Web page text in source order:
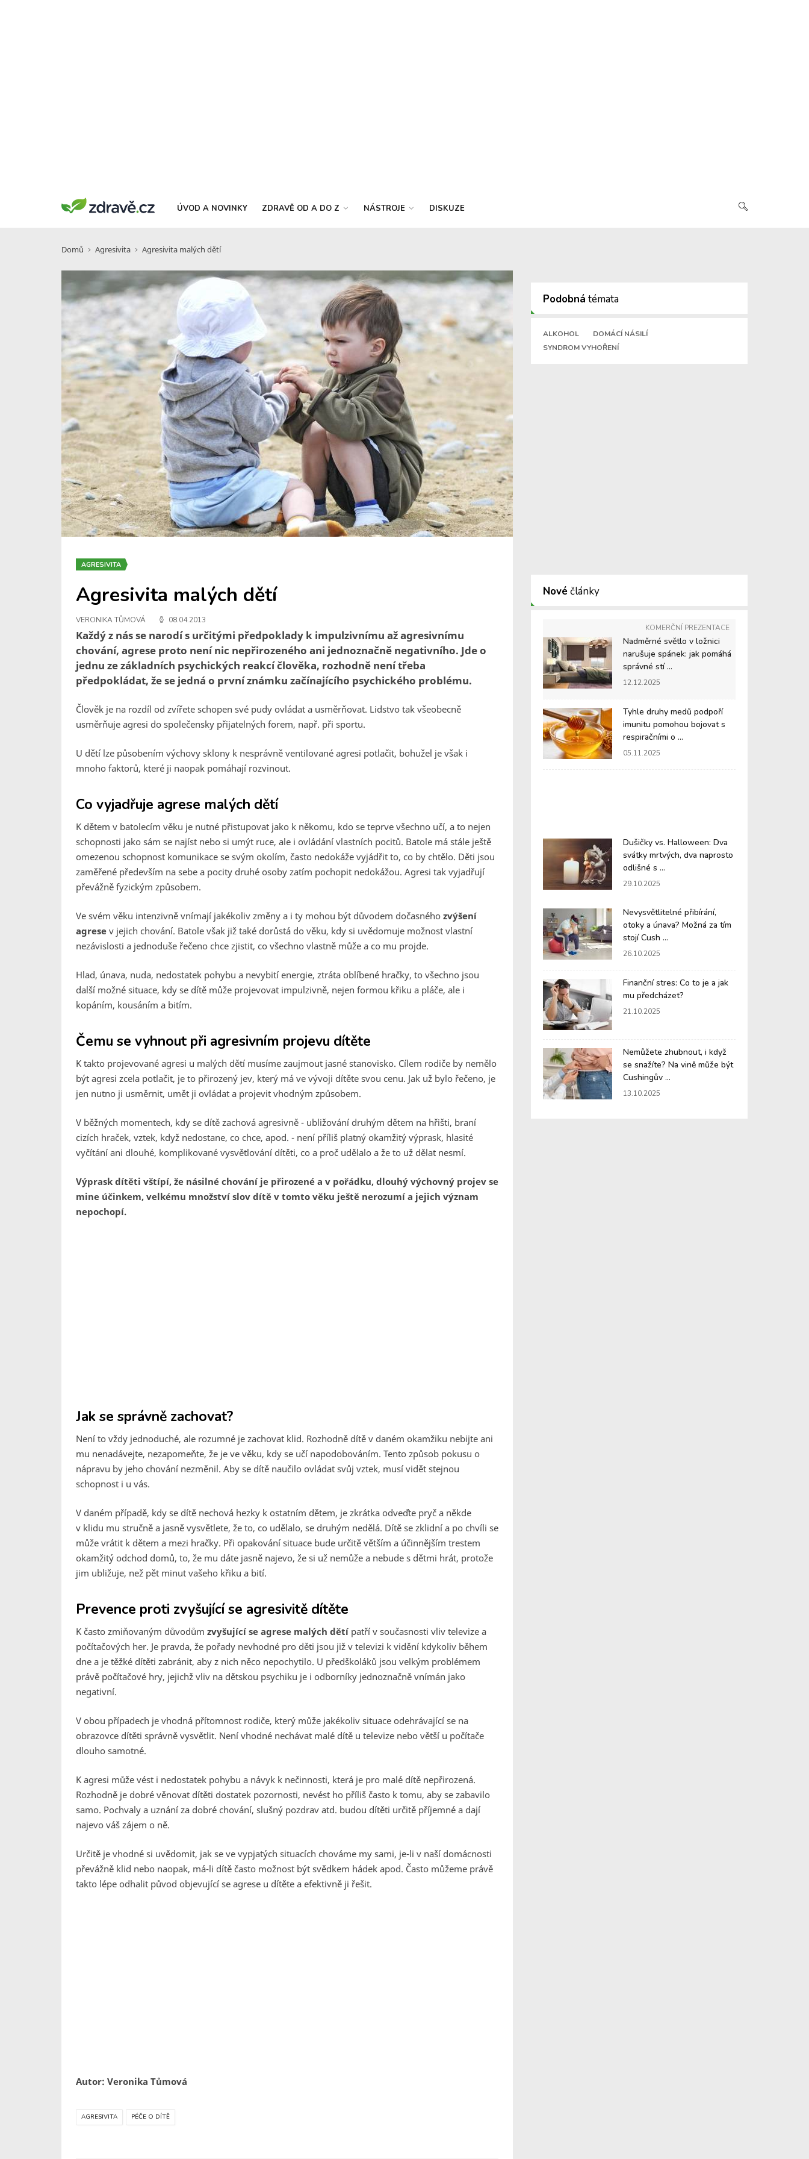
ÚVOD A NOVINKY ZDRAVĚ OD A DO Z NÁSTROJE DISKUZE
Domů Agresivita Agresivita malých dětí
AGRESIVITA
Agresivita malých dětí
VERONIKA TŮMOVÁ 08.04.2013
Každý z nás se narodí s určitými předpoklady k impulzivnímu až agresivnímu
chování, agrese proto není nic nepřirozeného ani jednoznačně negativního. Jde o
jednu ze základních psychických reakcí člověka, rozhodně není třeba
předpokládat, že se jedná o první známku začínajícího psychického problému.
Člověk je na rozdíl od zvířete schopen své pudy ovládat a usměrňovat. Lidstvo tak všeobecně
usměrňuje agresi do společensky přijatelných forem, např. při sportu.
U dětí lze působením výchovy sklony k nesprávně ventilované agresi potlačit, bohužel je však i
mnoho faktorů, které ji naopak pomáhají rozvinout.
Co vyjadřuje agrese malých dětí
K dětem v batolecím věku je nutné přistupovat jako k někomu, kdo se teprve všechno učí, a to nejen
schopnosti jako sám se najíst nebo si umýt ruce, ale i ovládání vlastních pocitů. Batole má stále ještě
omezenou schopnost komunikace se svým okolím, často nedokáže vyjádřit to, co by chtělo. Děti jsou
zaměřené především na sebe a pocity druhé osoby zatím pochopit nedokážou. Agresi tak vyjadřují
převážně fyzickým způsobem.
Ve svém věku intenzivně vnímají jakékoliv změny a i ty mohou být důvodem dočasného zvýšení
agrese v jejich chování. Batole však již také dorůstá do věku, kdy si uvědomuje možnost vlastní
nezávislosti a jednoduše řečeno chce zjistit, co všechno vlastně může a co mu projde.
Hlad, únava, nuda, nedostatek pohybu a nevybití energie, ztráta oblíbené hračky, to všechno jsou
další možné situace, kdy se dítě může projevovat impulzivně, nejen formou křiku a pláče, ale i
kopáním, kousáním a bitím.
Čemu se vyhnout při agresivním projevu dítěte
K takto projevované agresi u malých dětí musíme zaujmout jasné stanovisko. Cílem rodiče by nemělo
být agresi zcela potlačit, je to přirozený jev, který má ve vývoji dítěte svou cenu. Jak už bylo řečeno, je
jen nutno ji usměrnit, umět ji ovládat a projevit vhodným způsobem.
V běžných momentech, kdy se dítě zachová agresivně - ubližování druhým dětem na hřišti, braní
cizích hraček, vztek, když nedostane, co chce, apod. - není příliš platný okamžitý výprask, hlasité
vyčítání ani dlouhé, komplikované vysvětlování dítěti, co a proč udělalo a že to už dělat nesmí.
Výprask dítěti vštípí, že násilné chování je přirozené a v pořádku, dlouhý výchovný projev se
mine účinkem, velkému množství slov dítě v tomto věku ještě nerozumí a jejich význam
nepochopí.
Jak se správně zachovat?
Není to vždy jednoduché, ale rozumné je zachovat klid. Rozhodně dítě v daném okamžiku nebijte ani
mu nenadávejte, nezapomeňte, že je ve věku, kdy se učí napodobováním. Tento způsob pokusu o
nápravu by jeho chování nezměnil. Aby se dítě naučilo ovládat svůj vztek, musí vidět stejnou
schopnost i u vás.
V daném případě, kdy se dítě nechová hezky k ostatním dětem, je zkrátka odveďte pryč a někde
v klidu mu stručně a jasně vysvětlete, že to, co udělalo, se druhým nedělá. Dítě se zklidní a po chvíli se
může vrátit k dětem a mezi hračky. Při opakování situace bude určitě větším a účinnějším trestem
okamžitý odchod domů, to, že mu dáte jasně najevo, že si už nemůže a nebude s dětmi hrát, protože
jim ubližuje, než pět minut vašeho křiku a bití.
Prevence proti zvyšující se agresivitě dítěte
K často zmiňovaným důvodům zvyšující se agrese malých dětí patří v současnosti vliv televize a
počítačových her. Je pravda, že pořady nevhodné pro děti jsou již v televizi k vidění kdykoliv během
dne a je těžké dítěti zabránit, aby z nich něco nepochytilo. U předškoláků jsou velkým problémem
právě počítačové hry, jejichž vliv na dětskou psychiku je i odborníky jednoznačně vnímán jako
negativní.
V obou případech je vhodná přítomnost rodiče, který může jakékoliv situace odehrávající se na
obrazovce dítěti správně vysvětlit. Není vhodné nechávat malé dítě u televize nebo větší u počítače
dlouho samotné.
K agresi může vést i nedostatek pohybu a návyk k nečinnosti, která je pro malé dítě nepřirozená.
Rozhodně je dobré věnovat dítěti dostatek pozornosti, nevést ho příliš často k tomu, aby se zabavilo
samo. Pochvaly a uznání za dobré chování, slušný pozdrav atd. budou dítěti určitě příjemné a dají
najevo váš zájem o ně.
Určitě je vhodné si uvědomit, jak se ve vypjatých situacích chováme my sami, je-li v naší domácnosti
převážně klid nebo naopak, má-li dítě často možnost být svědkem hádek apod. Často můžeme právě
takto lépe odhalit původ objevující se agrese u dítěte a efektivně ji řešit.
Autor: Veronika Tůmová
AGRESIVITA PÉČE O DÍTĚ
Podobná témata
ALKOHOL
DOMÁCÍ NÁSILÍ
SYNDROM VYHOŘENÍ
Nové články
KOMERČNÍ PREZENTACE
Nadměrné světlo v ložnici
narušuje spánek: jak pomáhá
správné stí ...
12.12.2025
Tyhle druhy medů podpoří
imunitu pomohou bojovat s
respiračními o ...
05.11.2025
Dušičky vs. Halloween: Dva
svátky mrtvých, dva naprosto
odlišné s ...
29.10.2025
Nevysvětlitelné přibírání,
otoky a únava? Možná za tím
stojí Cush ...
26.10.2025
Finanční stres: Co to je a jak
mu předcházet?
21.10.2025
Nemůžete zhubnout, i když
se snažíte? Na vině může být
Cushingův ...
13.10.2025